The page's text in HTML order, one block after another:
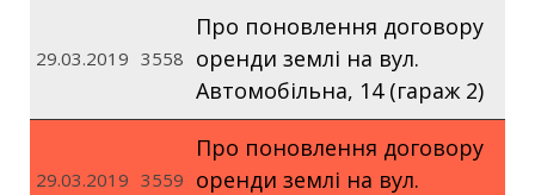
29.03.2019 3558
Про поновлення договору
оренди землі на вул.
Автомобільна, 14 (гараж 2)
29.03.2019 3559
Про поновлення договору
оренди землі на вул.